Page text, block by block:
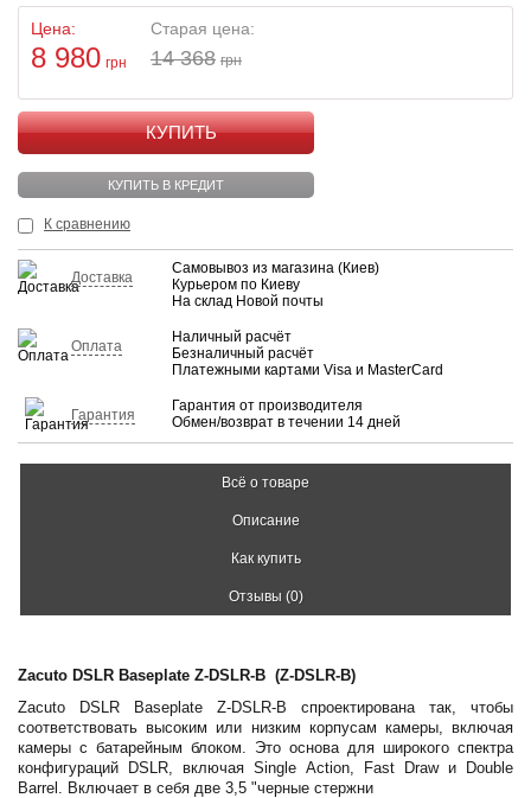
Цена:
8 980 грн
Старая цена:
14 368 грн
КУПИТЬ
КУПИТЬ В КРЕДИТ
К сравнению
Доставка
Самовывоз из магазина (Киев)
Курьером по Киеву
На склад Новой почты
Оплата
Наличный расчёт
Безналичный расчёт
Платежными картами Visa и MasterCard
Гарантия
Гарантия от производителя
Обмен/возврат в течении 14 дней
Всё о товаре
Описание
Как купить
Отзывы (0)
Zacuto DSLR Baseplate Z-DSLR-B (Z-DSLR-B)
Zacuto DSLR Baseplate Z-DSLR-B спроектирована так, чтобы
соответствовать высоким или низким корпусам камеры, включая
камеры с батарейным блоком. Это основа для широкого спектра
конфигураций DSLR, включая Single Action, Fast Draw и Double
Barrel. Включает в себя две 3,5 "черные стержни